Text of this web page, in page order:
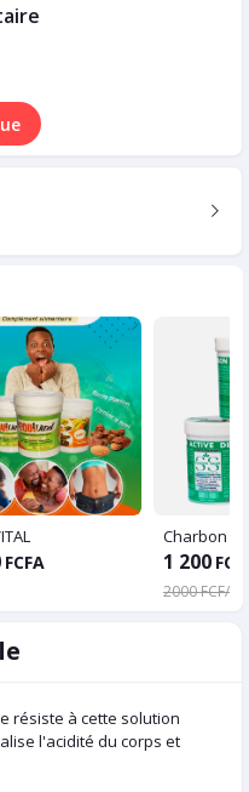
FCFA
Charbon
1 200
2000 FCFA
résiste à cette solution
l'acidité du corps et